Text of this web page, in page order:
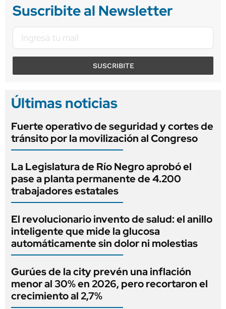
Suscribite al Newsletter
SUSCRIBITE
Últimas noticias
Fuerte operativo de seguridad y cortes de
tránsito por la movilización al Congreso
La Legislatura de Río Negro aprobó el
pase a planta permanente de 4.200
trabajadores estatales
El revolucionario invento de salud: el anillo
inteligente que mide la glucosa
automáticamente sin dolor ni molestias
Gurúes de la city prevén una inflación
menor al 30% en 2026, pero recortaron el
crecimiento al 2,7%